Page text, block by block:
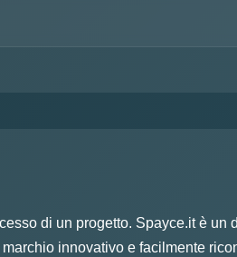
di un progetto. Spayce.it è un
innovativo e facilmente